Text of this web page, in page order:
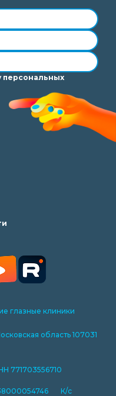
персональных
глазные клиники
область 107031
771703556710
К/с